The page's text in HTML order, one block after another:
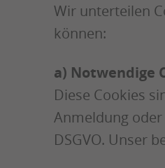
Wir unterteilen
können:
a) Notwendige
Diese Cookies
Anmeldung
DSGVO. Unser